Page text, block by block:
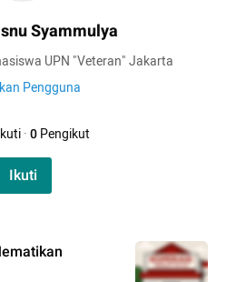
Syammulya
UPN "Veteran" Jakarta
Pengguna
·0Pengikut
Ikuti